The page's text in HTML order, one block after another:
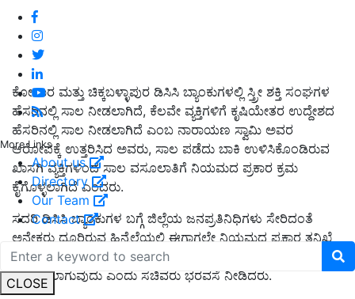
More Links
About us
Directory
Our Team
Contact
CLOSE
ಕೋಲಾರ ಮತ್ತು ಚಿಕ್ಕಬಳ್ಳಾಪುರ ಡಿಸಿಸಿ ಬ್ಯಾಂಕುಗಳಲ್ಲಿ ಸ್ತ್ರೀ ಶಕ್ತಿ ಸಂಘಗಳ
ಹೆಸರಿನಲ್ಲಿ ಸಾಲ ನೀಡಲಾಗಿದೆ, ಕೆಲವೇ ವ್ಯಕ್ತಿಗಳಿಗೆ ಕೃಷಿಯೇತರ ಉದ್ದೇಶದ
ಹೆಸರಿನಲ್ಲಿ ಸಾಲ ನೀಡಲಾಗಿದೆ ಎಂಬ ನಾರಾಯಣ ಸ್ವಾಮಿ ಅವರ
ಆರೋಪಕ್ಕೆ ಉತ್ತರಿಸಿದ ಅವರು, ಸಾಲ ಪಡೆದು ಬಾಕಿ ಉಳಿಸಿಕೊಂಡಿರುವ
ಖಾಸಗಿ ವ್ಯಕ್ತಿಗಳಿಂದ ಸಾಲ ವಸೂಲಾತಿಗೆ ನಿಯಮದ ಪ್ರಕಾರ ಕ್ರಮ
ಕೈಗೊಳ್ಳಲಾಗಿದೆ ಎಂದರು.
ಸದರಿ ಡಿಸಿಸಿ ಬ್ಯಾಂಕುಗಳ ಬಗ್ಗೆ ಜಿಲ್ಲೆಯ ಜನಪ್ರತಿನಿಧಿಗಳು ಸೇರಿದಂತೆ
ಅನೇಕರು ದೂರಿರುವ ಹಿನ್ನೆಲೆಯಲ್ಲಿ ಈಗಾಗಲೇ ನಿಯಮದ ಪ್ರಕಾರ ತನಿಖೆ
ನಡೆಯುತ್ತಿದೆ. ಒಂದು ತಿಂಗಳಲ್ಲಿ ತನಿಖಾ ವರದಿ ಬರಲಿದ್ದು, ನಂತರ ಕ್ರಮ
ಜರುಗಿಸಲಾಗುವುದು ಎಂದು ಸಚಿವರು ಭರವಸೆ ನೀಡಿದರು.